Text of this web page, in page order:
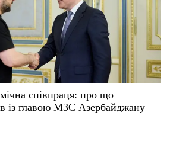
співпраця: про що
із главою МЗС Азербайджану